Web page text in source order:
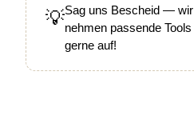
💡Sag uns Bescheid — wir
nehmen passende Tools
gerne auf!